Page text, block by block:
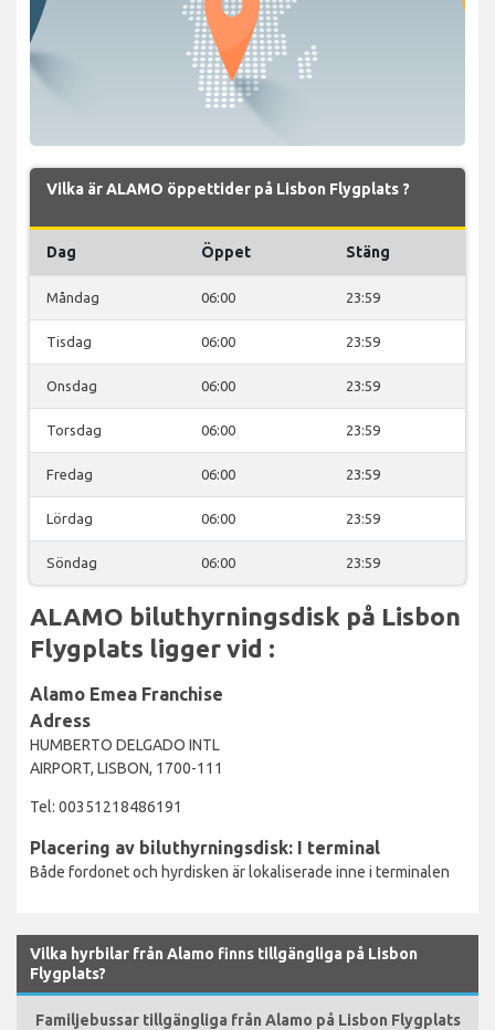
Vilka är ALAMO öppettider på Lisbon Flygplats ?
Dag Öppet Stäng
Måndag 06:00 23:59
Tisdag 06:00 23:59
Onsdag 06:00 23:59
Torsdag 06:00 23:59
Fredag 06:00 23:59
Lördag 06:00 23:59
Söndag 06:00 23:59
ALAMO biluthyrningsdisk på Lisbon
Flygplats ligger vid :
Alamo Emea Franchise
Adress
HUMBERTO DELGADO INTL
AIRPORT, LISBON, 1700-111
Tel: 00351218486191
Placering av biluthyrningsdisk: I terminal
Både fordonet och hyrdisken är lokaliserade inne i terminalen
Vilka hyrbilar från Alamo finns tillgängliga på Lisbon
Flygplats?
Familjebussar tillgängliga från Alamo på Lisbon Flygplats